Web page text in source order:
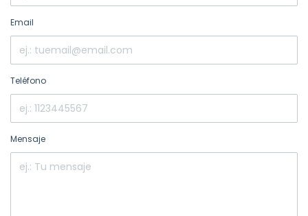
Email
Teléfono
Mensaje